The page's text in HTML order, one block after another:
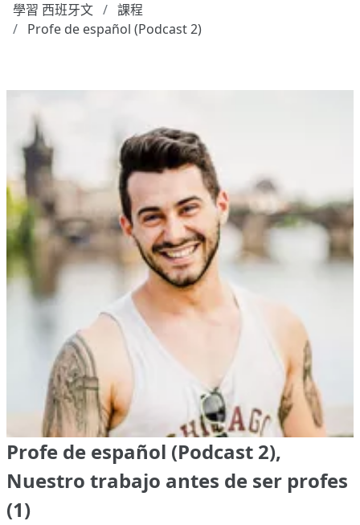
學習 西班牙文
課程
Profe de español (Podcast 2)
Profe de español (Podcast 2),
Nuestro trabajo antes de ser profes
(1)